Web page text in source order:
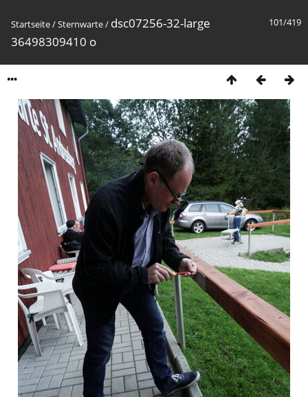
101/419
Startseite/Sternwarte/ dsc07256-32-large
36498309410 o